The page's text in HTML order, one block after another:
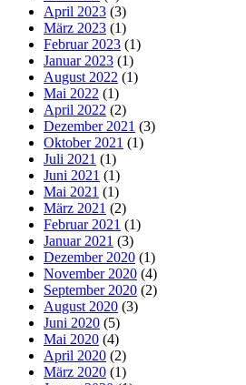
April 2023 (3)
März 2023 (1)
Februar 2023 (1)
Januar 2023 (1)
August 2022 (1)
Mai 2022 (1)
April 2022 (2)
Dezember 2021 (3)
Oktober 2021 (1)
Juli 2021 (1)
Juni 2021 (1)
Mai 2021 (1)
März 2021 (2)
Februar 2021 (1)
Januar 2021 (3)
Dezember 2020 (1)
November 2020 (4)
September 2020 (2)
August 2020 (3)
Juni 2020 (5)
Mai 2020 (4)
April 2020 (2)
März 2020 (1)